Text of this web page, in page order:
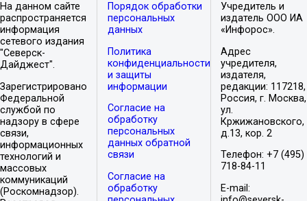
На данном сайте
распространяется
информация
сетевого издания
"Северск-
Дайджест".
Зарегистрировано
Федеральной
службой по
надзору в сфере
связи,
информационных
технологий и
массовых
коммуникаций
(Роскомнадзор).
Порядок обработки
персональных
данных
Политика
конфиденциальности
и защиты
информации
Согласие на
обработку
персональных
данных обратной
связи
Согласие на
обработку
Учредитель и
издатель ООО ИА
«Инфорос».
Адрес
учредителя,
издателя,
редакции: 117218,
Россия, г. Москва,
ул.
Кржижановского,
д.13, кор. 2
Телефон: +7 (495)
718-84-11
E-mail: